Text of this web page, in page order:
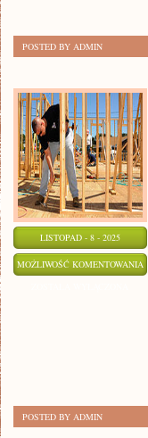
POSTED BY ADMIN
LISTOPAD - 8 - 2025
MOŻLIWOŚĆ KOMENTOWANIA
POSTED BY ADMIN